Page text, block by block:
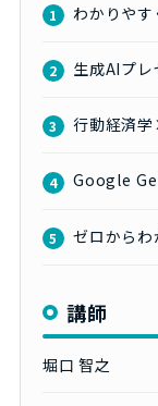
1 わかりや
2 生成AIプ
3 行動経済
4 Google
5 ゼロから
講師
堀口 智之